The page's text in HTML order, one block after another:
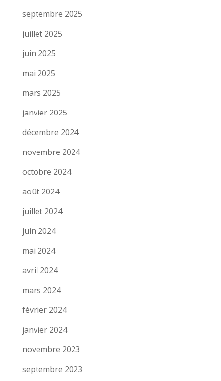
septembre 2025
juillet 2025
juin 2025
mai 2025
mars 2025
janvier 2025
décembre 2024
novembre 2024
octobre 2024
août 2024
juillet 2024
juin 2024
mai 2024
avril 2024
mars 2024
février 2024
janvier 2024
novembre 2023
septembre 2023